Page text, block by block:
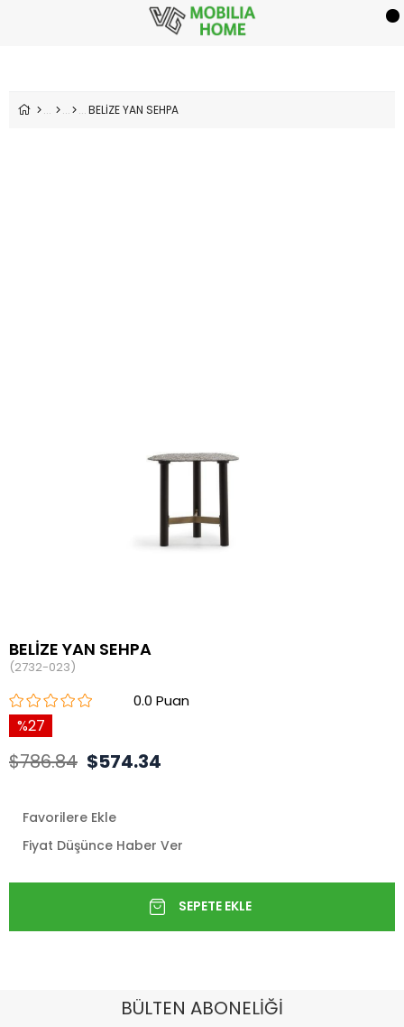
BELİZE YAN SEHPA
BELİZE YAN SEHPA
(2732-023)
0.0
27
$786.84 $574.34
Favorilere Ekle
Fiyat Düşünce Haber Ver
BÜLTEN ABONELİĞİ